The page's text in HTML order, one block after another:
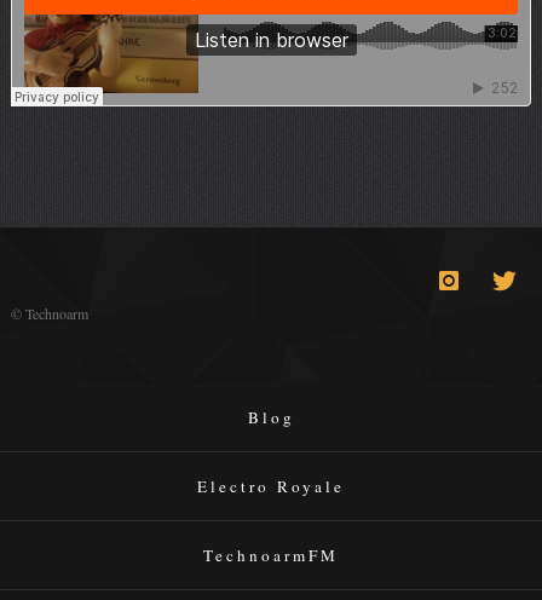
© Technoarm
Blog
Electro Royale
TechnoarmFM